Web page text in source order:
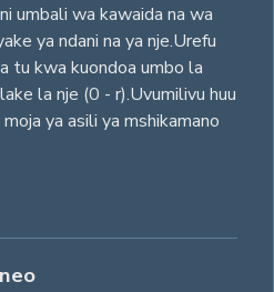
umbali wa kawaida na wa
ya ndani na ya nje.Urefu
tu kwa kuondoa umbo la
la nje (0 - r).Uvumilivu huu
ya asili ya mshikamano